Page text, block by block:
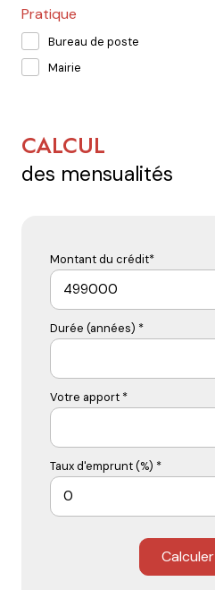
Pratique
Bureau de poste
Mairie
CALCUL
des mensualités
Montant du crédit*
Durée (années) *
Votre apport *
Taux d'emprunt (%) *
Calculer